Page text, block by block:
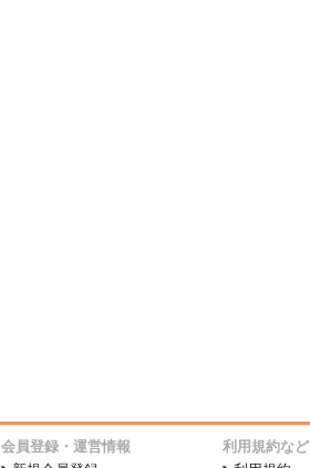
会員登録・運営情報
利用規約など